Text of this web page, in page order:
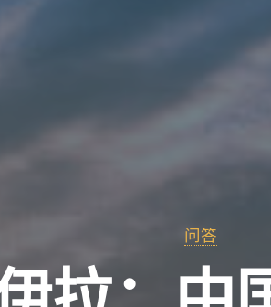
问答